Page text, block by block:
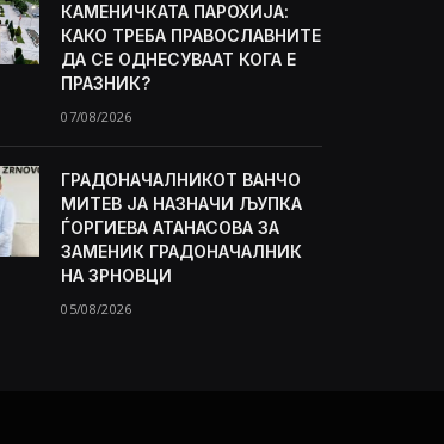
КАМЕНИЧКАТА ПАРОХИЈА:
КАКО ТРЕБА ПРАВОСЛАВНИТЕ
ДА СЕ ОДНЕСУВААТ КОГА Е
ПРАЗНИК?
07/08/2026
ГРАДОНАЧАЛНИКОТ ВАНЧО
МИТЕВ ЈА НАЗНАЧИ ЉУПКА
ЃОРГИЕВА АТАНАСОВА ЗА
ЗАМЕНИК ГРАДОНАЧАЛНИК
НА ЗРНОВЦИ
05/08/2026